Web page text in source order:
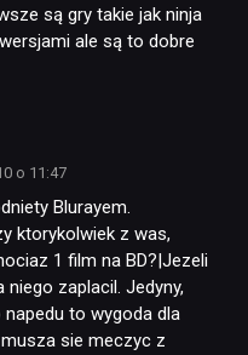
są gry takie jak ninja
ale są to dobre
o 11:47
Blurayem.
ktorykolwiek z was,
1 film na BD?|Jezeli
zaplacil. Jedyny,
to wygoda dla
sie meczyc z